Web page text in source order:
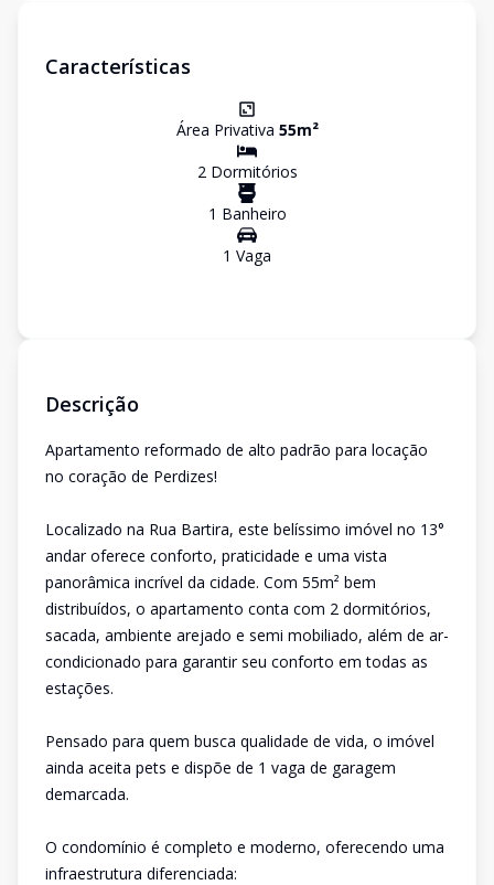
Características
Área Privativa 55m²
2Dormitórios
1 Banheiro
1 Vaga
Descrição
Apartamento reformado de alto padrão para locação
no coração de Perdizes!
Localizado na Rua Bartira, este belíssimo imóvel no 13°
andar oferece conforto, praticidade e uma vista
panorâmica incrível da cidade. Com 55m² bem
distribuídos, o apartamento conta com 2 dormitórios,
sacada, ambiente arejado e semi mobiliado, além de ar-
condicionado para garantir seu conforto em todas as
estações.
Pensado para quem busca qualidade de vida, o imóvel
ainda aceita pets e dispõe de 1 vaga de garagem
demarcada.
O condomínio é completo e moderno, oferecendo uma
infraestrutura diferenciada: